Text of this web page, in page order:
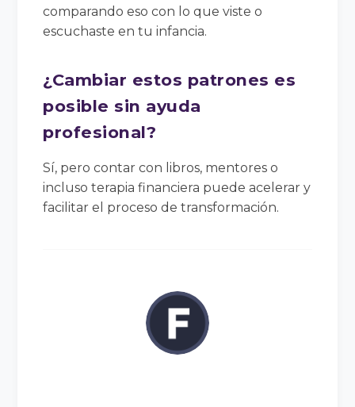
comparando eso con lo que viste o
escuchaste en tu infancia.
¿Cambiar estos patrones es
posible sin ayuda
profesional?
Sí, pero contar con libros, mentores o
incluso terapia financiera puede acelerar y
facilitar el proceso de transformación.